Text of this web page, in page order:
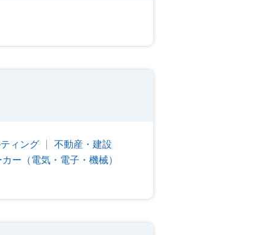
ィング
不動産・建設
カー（電気・電子・機械）